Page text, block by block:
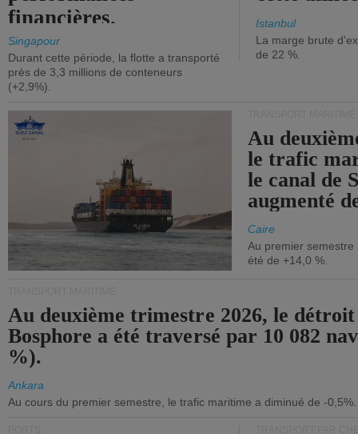
financières.
Singapour
Durant cette période, la flotte a transporté
près de 3,3 millions de conteneurs
(+2,9%).
Istanbul
La marge brute
de 22 %.
Au
le trafic
le canal de
augmenté
Caire
Au premier
été de +14,0 %.
Au deuxième trimestre 2026, le
Bosphore a été traversé par 10 082
%).
Ankara
Au cours du premier semestre, le trafic maritime a diminué de -0,5%.